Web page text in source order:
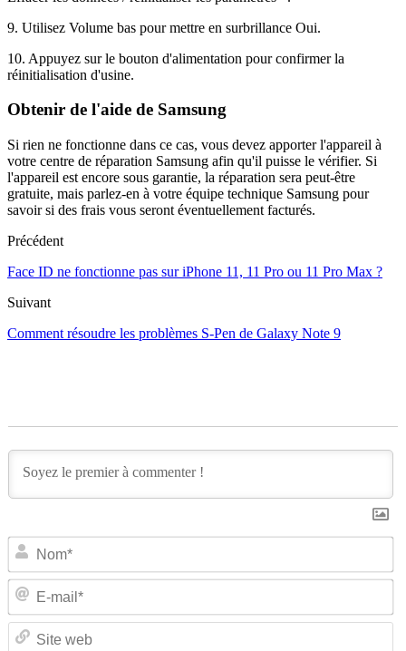
9. Utilisez Volume bas pour mettre en surbrillance Oui.
10. Appuyez sur le bouton d'alimentation pour confirmer la
réinitialisation d'usine.
Obtenir de l'aide de Samsung
Si rien ne fonctionne dans ce cas, vous devez apporter l'appareil à
votre centre de réparation Samsung afin qu'il puisse le vérifier. Si
l'appareil est encore sous garantie, la réparation sera peut-être
gratuite, mais parlez-en à votre équipe technique Samsung pour
savoir si des frais vous seront éventuellement facturés.
Précédent
Face ID ne fonctionne pas sur iPhone 11, 11 Pro ou 11 Pro Max ?
Suivant
Comment résoudre les problèmes S-Pen de Galaxy Note 9
E-